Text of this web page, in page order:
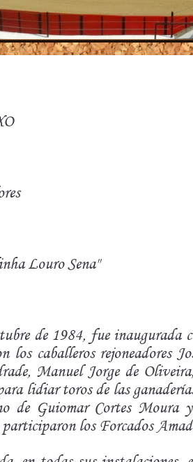
Louro Sena"
de 1984, fue inaugurada
los caballeros rejoneadores
Manuel Jorge de
lidiar toros de las
de Guiomar Cortes
los Forcados